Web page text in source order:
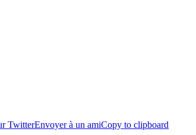
TwitterEnvoyer à un amiCopy to clipboard